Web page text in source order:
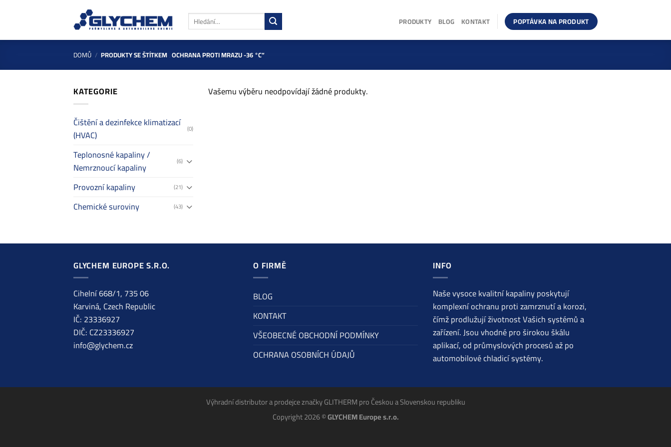
Hledat: PRODUKTY BLOG KONTAKT POPTÁVKA NA PRODUKT
DOMŮ / PRODUKTY SE ŠTÍTKEM „OCHRANA PROTI MRAZU -36 °C“
KATEGORIE
Čištění a dezinfekce klimatizací
(HVAC)
(0)
Teplonosné kapaliny /
Nemrznoucí kapaliny
(6)
Provozní kapaliny (21)
Chemické suroviny (43)
Vašemu výběru neodpovídají žádné produkty.
GLYCHEM EUROPE S.R.O.
Cihelní 668/1, 735 06
Karviná, Czech Republic
IČ: 23336927
DIČ: CZ23336927
info@glychem.cz
O FIRMĚ
BLOG
KONTAKT
VŠEOBECNÉ OBCHODNÍ PODMÍNKY
OCHRANA OSOBNÍCH ÚDAJŮ
INFO
Naše vysoce kvalitní kapaliny poskytují
komplexní ochranu proti zamrznutí a korozi,
čímž prodlužují životnost Vašich systémů a
zařízení. Jsou vhodné pro širokou škálu
aplikací, od průmyslových procesů až po
automobilové chladicí systémy.
Výhradní distributor a prodejce značky GLITHERM pro Českou a Slovenskou republiku
Copyright 2026 ©GLYCHEM Europe s.r.o.